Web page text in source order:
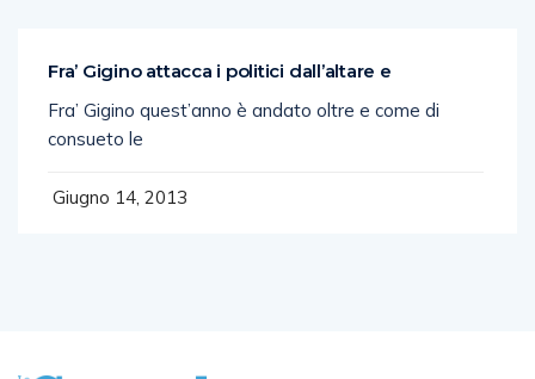
Fra’ Gigino attacca i politici dall’altare e
Fra’ Gigino quest’anno è andato oltre e come di
consueto le
Giugno 14, 2013